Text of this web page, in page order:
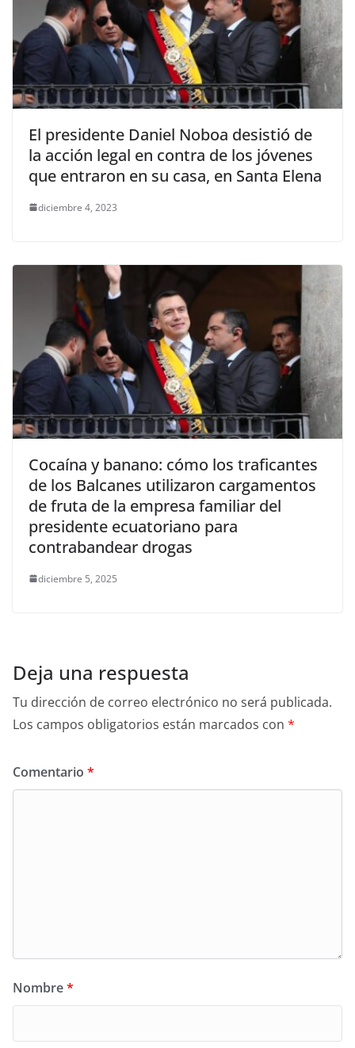
El presidente Daniel Noboa desistió de
la acción legal en contra de los jóvenes
que entraron en su casa, en Santa Elena
diciembre 4, 2023
Cocaína y banano: cómo los traficantes
de los Balcanes utilizaron cargamentos
de fruta de la empresa familiar del
presidente ecuatoriano para
contrabandear drogas
diciembre 5, 2025
Deja una respuesta
Tu dirección de correo electrónico no será publicada.
Los campos obligatorios están marcados con *
Comentario *
Nombre*